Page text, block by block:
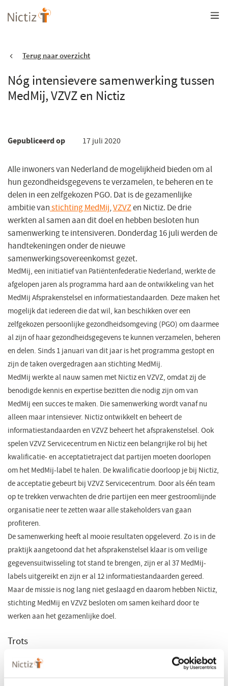
Overslaan
en
gaanTerug naar overzicht
Nóg intensievere samenwerking tussen
MedMij, VZVZ en Nictiz
Gepubliceerd op 17 juli 2020
Alle inwoners van Nederland de mogelijkheid bieden om al
hun gezondheidsgegevens te verzamelen, te beheren en te
delen in een zelfgekozen PGO. Dat is de gezamenlijke
ambitie vanstichting MedMij(opent
in
een
nieuw
venster)
,VZVZ(opent
in
een
venster)
en Nictiz. De drie
werkten al samen aan dit doel en hebben besloten hun
samenwerking te intensiveren. Donderdag 16 juli werden de
handtekeningen onder de nieuwe
samenwerkingsovereenkomst gezet.
MedMij, een initiatief van Patiëntenfederatie Nederland, werkte de
afgelopen jaren als programma hard aan de ontwikkeling van het
MedMij Afsprakenstelsel en informatiestandaarden. Deze maken het
mogelijk dat iedereen die dat wil, kan beschikken over een
zelfgekozen persoonlijke gezondheidsomgeving (PGO) om daarmee
al zijn of haar gezondheidsgegevens te kunnen verzamelen, beheren
en delen. Sinds 1 januari van dit jaar is het programma gestopt en
zijn de taken overgedragen aan stichting MedMij.
MedMij werkte al nauw samen met Nictiz en VZVZ, omdat zij de
benodigde kennis en expertise bezitten die nodig zijn om van
MedMij een succes te maken. Die samenwerking wordt vanaf nu
alleen maar intensiever. Nictiz ontwikkelt en beheert de
informatiestandaarden en VZVZ beheert het afsprakenstelsel. Ook
spelen VZVZ Servicecentrum en Nictiz een belangrijke rol bij het
kwalificatie- en acceptatietraject dat partijen moeten doorlopen
om het MedMij-label te halen. De kwalificatie doorloop je bij Nictiz,
de acceptatie gebeurt bij VZVZ Servicecentrum. Door als één team
op te trekken verwachten de drie partijen een meer gestroomlijnde
organisatie neer te zetten waar alle stakeholders van gaan
profiteren.
De samenwerking heeft al mooie resultaten opgeleverd. Zo is in de
praktijk aangetoond dat het afsprakenstelsel klaar is om veilige
gegevensuitwisseling tot stand te brengen, zijn er al 37 MedMij-
labels uitgereikt en zijn er al 12 informatiestandaarden gereed.
Maar de missie is nog lang niet geslaagd en daarom hebben Nictiz,
stichting MedMij en VZVZ besloten om samen keihard door te
werken aan het gezamenlijke doel.
Trots
‘Wij zijn trots op deze samenwerking en onze bijdrage aan MedMij.